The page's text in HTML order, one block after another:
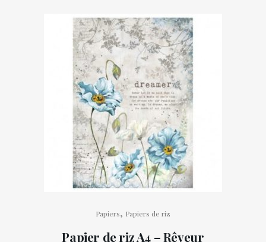
Papiers, Papiers de riz
Papier de riz A4 – Rêveur